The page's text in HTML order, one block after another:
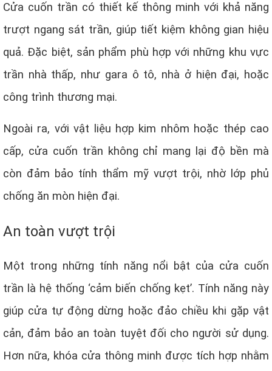
Cửa cuốn trần có thiết kế thông minh với khả năng
trượt ngang sát trần, giúp tiết kiệm không gian hiệu
quả. Đặc biệt, sản phẩm phù hợp với những khu vực
trần nhà thấp, như gara ô tô, nhà ở hiện đại, hoặc
công trình thương mại.
Ngoài ra, với vật liệu hợp kim nhôm hoặc thép cao
cấp, cửa cuốn trần không chỉ mang lại độ bền mà
còn đảm bảo tính thẩm mỹ vượt trội, nhờ lớp phủ
chống ăn mòn hiện đại.
An toàn vượt trội
Một trong những tính năng nổi bật của cửa cuốn
trần là hệ thống ‘cảm biến chống kẹt’. Tính năng này
giúp cửa tự động dừng hoặc đảo chiều khi gặp vật
cản, đảm bảo an toàn tuyệt đối cho người sử dụng.
Hơn nữa, khóa cửa thông minh được tích hợp nhằm